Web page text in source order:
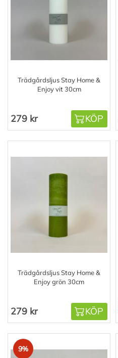
Trädgårdsljus Stay Home &
Enjoy vit 30cm
279 kr KÖP
Trädgårdsljus Stay Home &
Enjoy grön 30cm
279 kr KÖP
9%